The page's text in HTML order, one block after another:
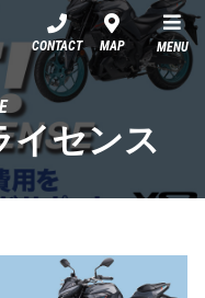
CONTACT MAP MENU
イセンス